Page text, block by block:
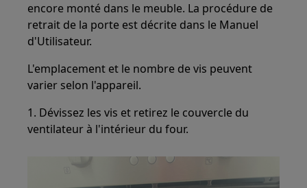
encore monté dans le meuble. La procédure de
retrait de la porte est décrite dans le Manuel
d'Utilisateur.
L'emplacement et le nombre de vis peuvent
varier selon l'appareil.
1. Dévissez les vis et retirez le couvercle du
ventilateur à l'intérieur du four.